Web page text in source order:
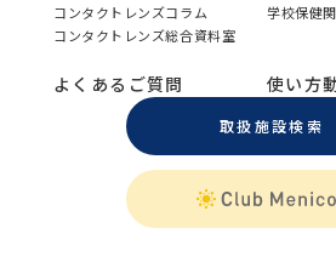
コンタクトレンズコラム
学校保健
コンタクトレンズ総合資料室
よくあるご質問 使い方
取扱施設検索